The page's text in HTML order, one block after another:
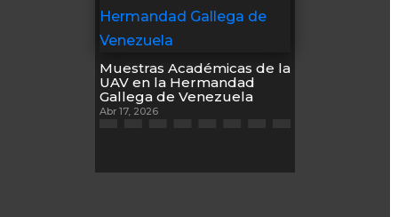
Muestras Académicas de la
UAV en la Hermandad
Gallega de Venezuela
Abr 17, 2026